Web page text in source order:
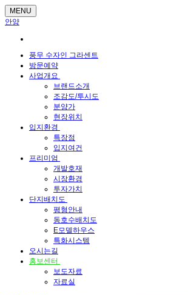
MENU
안양
풍무 수자인 그라센트
방문예약
사업개요
브랜드소개
조감도/투시도
분양가
현장위치
입지환경
특장점
입지여건
프리미엄
개발호재
시장환경
투자가치
단지배치도
평형안내
동호수배치도
E모델하우스
특화시스템
오시는길
홍보센터
보도자료
자료실